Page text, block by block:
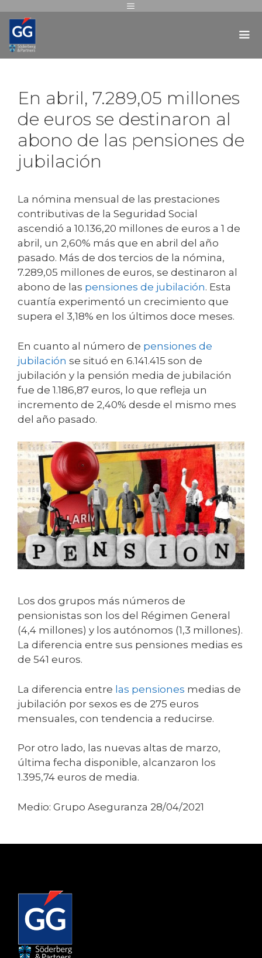
En abril, 7.289,05 millones
de euros se destinaron al
abono de las pensiones de
jubilación
La nómina mensual de las prestaciones
contributivas de la Seguridad Social
ascendió a 10.136,20 millones de euros a 1 de
abril, un 2,60% más que en abril del año
pasado. Más de dos tercios de la nómina,
7.289,05 millones de euros, se destinaron al
abono de las pensiones de jubilación. Esta
cuantía experimentó un crecimiento que
supera el 3,18% en los últimos doce meses.
En cuanto al número de pensiones de
jubilación se situó en 6.141.415 son de
jubilación y la pensión media de jubilación
fue de 1.186,87 euros, lo que refleja un
incremento de 2,40% desde el mismo mes
del año pasado.
Los dos grupos más números de
pensionistas son los del Régimen General
(4,4 millones) y los autónomos (1,3 millones).
La diferencia entre sus pensiones medias es
de 541 euros.
La diferencia entre las pensiones medias de
jubilación por sexos es de 275 euros
mensuales, con tendencia a reducirse.
Por otro lado, las nuevas altas de marzo,
última fecha disponible, alcanzaron los
1.395,74 euros de media.
Medio: Grupo Aseguranza 28/04/2021